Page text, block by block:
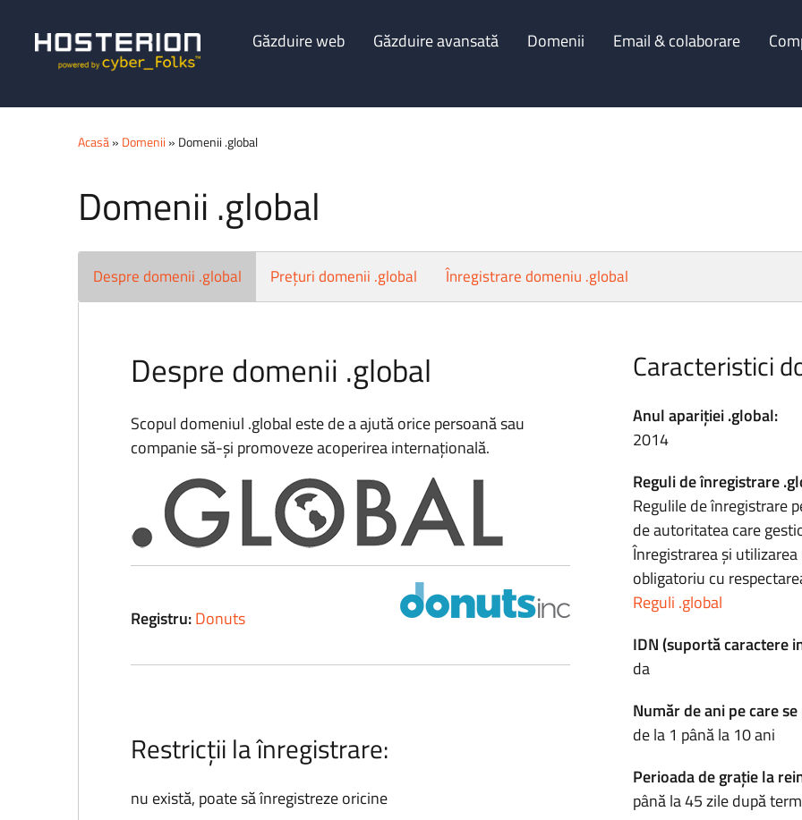
Găzduire web Găzduire avansată Domenii Email & colaborare
Acasă» Domenii » Domenii .global
Domenii .global
Despre domenii .global Prețuri domenii .global Înregistrare domeniu .global
Despre domenii .global
Scopul domeniul .global este de a ajută orice persoană sau
companie să-și promoveze acoperirea internațională.
Registru:Donuts
Restricții la înregistrare:
nu există, poate să înregistreze oricine
Caracteristici
Anul apariției .global:
2014
Reguli de înregistrare
Regulile de înregistrare
de autoritatea care
Înregistrarea și
obligatoriu cu
Reguli .global
IDN (suportă caractere
da
Număr de ani pe care
de la 1 până la 10 ani
Perioada de grație la
până la 45 zile după